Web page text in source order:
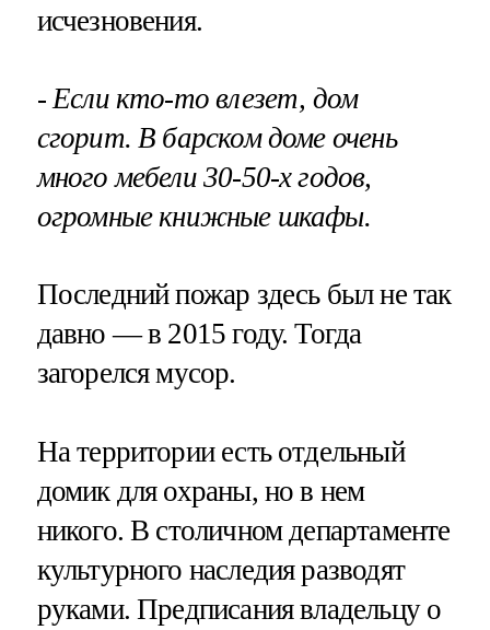
исчезновения.
- Если кто-то влезет, дом
сгорит. В барском доме очень
много мебели 30-50-х годов,
огромные книжные шкафы.
Последний пожар здесь был не так
давно — в 2015 году. Тогда
загорелся мусор.
На территории есть отдельный
домик для охраны, но в нем
никого. В столичном департаменте
культурного наследия разводят
руками. Предписания владельцу о